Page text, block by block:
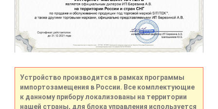
Устройство производится в рамках программы
импортозамещения в России. Все комплектующие
к данному прибору локализованы на территории
нашей страны, для блока управления используется